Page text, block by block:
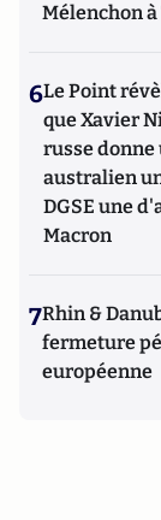
Mélenchon
6Le Point
que Xavier
russe donne
australien
DGSE une
Macron
7Rhin &
fermeture
européenne